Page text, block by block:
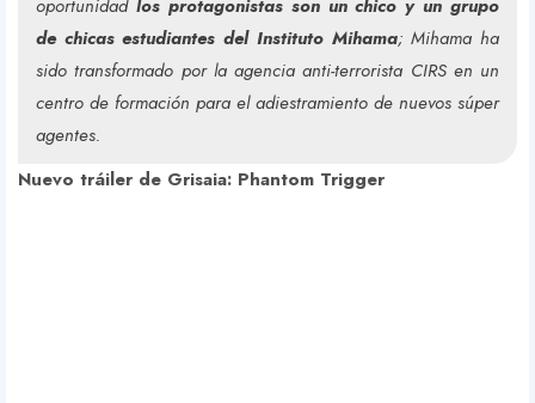
oportunidad los protagonistas son un chico y un grupo
de chicas estudiantes del Instituto Mihama; Mihama ha
sido transformado por la agencia anti-terrorista CIRS en un
centro de formación para el adiestramiento de nuevos súper
agentes.
Nuevo tráiler de Grisaia: Phantom Trigger